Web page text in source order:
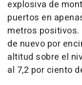
explosiva de
puertos en
metros positivos.
de nuevo por
altitud sobre el
al 7,2 por ciento